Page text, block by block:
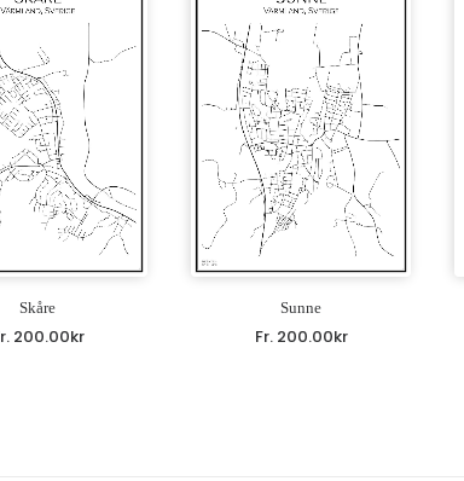
Skåre
200.00kr
Sunne
Fr. 200.00kr